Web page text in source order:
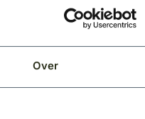
Over